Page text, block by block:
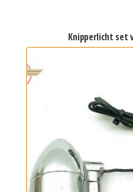
knipperlicht